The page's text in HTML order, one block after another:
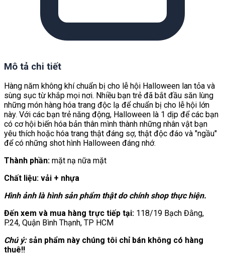
Mô tả chi tiết
Hàng năm không khí chuẩn bị cho lễ hội Halloween lan tỏa và
sùng sục từ khắp mọi nơi. Nhiều bạn trẻ đã bắt đầu săn lùng
những món hàng hóa trang độc lạ để chuẩn bị cho lễ hội lớn
này. Với các bạn trẻ năng động, Halloween là 1 dịp để các bạn
có cơ hội biến hóa bản thân mình thành những nhân vật bạn
yêu thích hoặc hóa trang thật đáng sợ, thật độc đáo và "ngầu"
để có những shot hình Halloween đáng nhớ.
Thành phần: mặt nạ nữa mặt
Chất liệu: vải + nhựa
Hình ảnh là hình sản phẩm thật do chính shop thực hiện.
Đến xem và mua hàng trực tiếp tại: 118/19 Bạch Đằng,
P.24, Quận Bình Thạnh, TP HCM
Chú ý:sản phẩm này chúng tôi chỉ bán không có hàng
thuê!!